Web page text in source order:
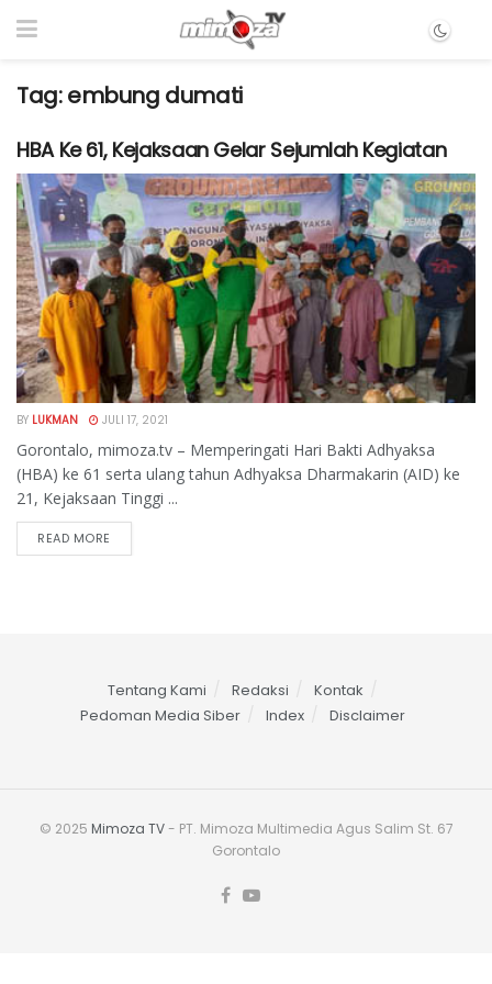
Tag:embung dumati
HBA Ke 61, Kejaksaan Gelar Sejumlah Kegiatan
BY LUKMAN JULI 17, 2021
Gorontalo, mimoza.tv – Memperingati Hari Bakti Adhyaksa
(HBA) ke 61 serta ulang tahun Adhyaksa Dharmakarin (AID) ke
21, Kejaksaan Tinggi ...
READ MORE
Tentang Kami Redaksi
Kontak
Pedoman Media Siber
Index Disclaimer
© 2025 Mimoza TV- PT. Mimoza Multimedia Agus Salim St. 67
Gorontalo